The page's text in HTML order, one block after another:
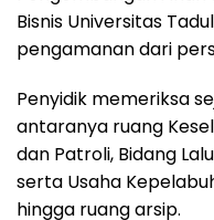
Bisnis Universitas
pengamanan dari
Penyidik memeriksa
antaranya ruang
dan Patroli, Bidang
serta Usaha
hingga ruang arsip.